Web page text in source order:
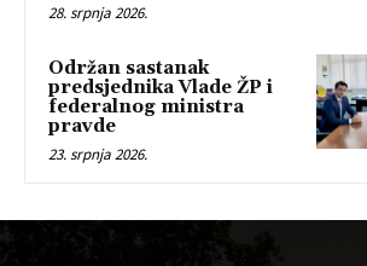
28. srpnja 2026.
Održan sastanak
predsjednika Vlade ŽP i
federalnog ministra
pravde
23. srpnja 2026.